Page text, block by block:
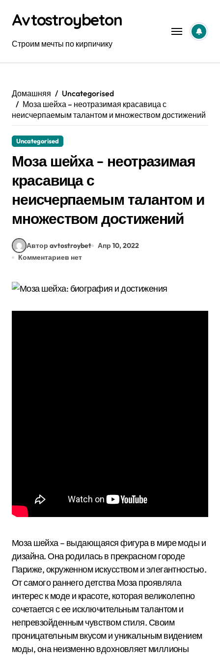
содержанию
Avtostroybeton
Строим мечты по кирпичику
Домашняя
Uncategorised
Моза шейха – неотразимая красавица с
неисчерпаемым талантом и множеством достижений
Uncategorised
Моза шейха – неотразимая
красавица с
неисчерпаемым талантом и
множеством достижений
Автор avtostroybet
Апр 10, 2022
Комментариев нет
Моза шейха – выдающаяся фигура в мире моды и
дизайна. Она родилась в прекрасном городе
Париже, окруженном искусством и элегантностью.
От самого раннего детства Моза проявляла
интерес к моде и красоте, которая великолепно
сочетается с ее исключительным талантом и
непревзойденным чувством стиля. Своим
проницательным вкусом и уникальным видением
моды, она неизменно вдохновляет миллионы